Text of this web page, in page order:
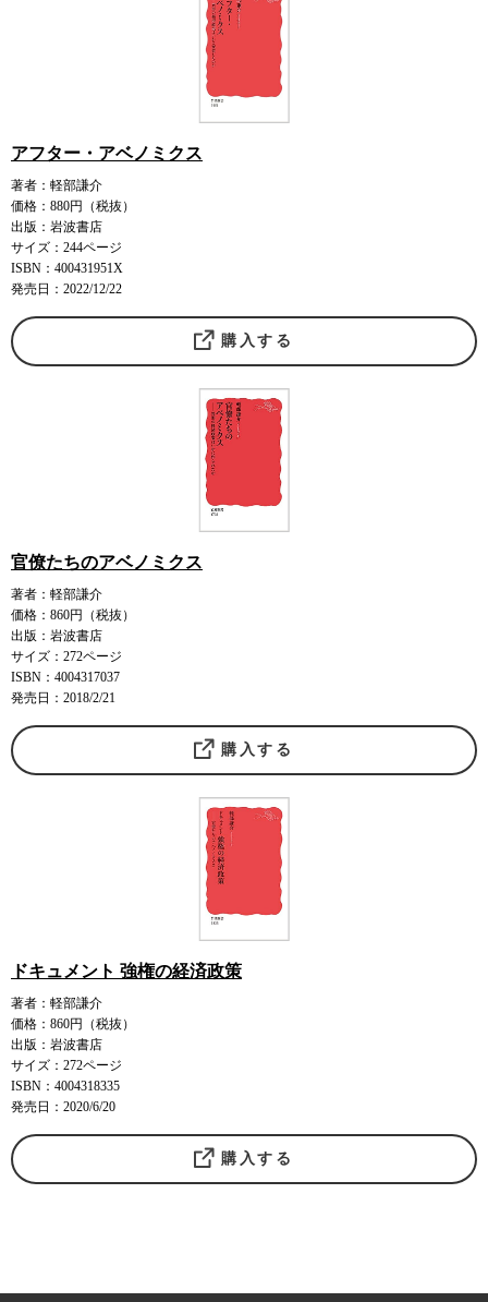
アフター・アベノミクス
著者：軽部謙介
価格：880円（税抜）
出版：岩波書店
サイズ：244ページ
ISBN：400431951X
発売日：2022/12/22
購入する
官僚たちのアベノミクス
著者：軽部謙介
価格：860円（税抜）
出版：岩波書店
サイズ：272ページ
ISBN：4004317037
発売日：2018/2/21
購入する
ドキュメント 強権の経済政策
著者：軽部謙介
価格：860円（税抜）
出版：岩波書店
サイズ：272ページ
ISBN：4004318335
発売日：2020/6/20
購入する